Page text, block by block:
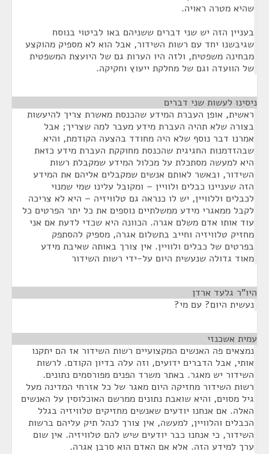
שהיא מטרה ראויה.
בעניין הזה יש שני דברים ששניהם באו לביטוי בנוסח
שגיבשנו יחד עם רשות השידור, אבל הוא לא מספיק מהוקצע
מבחינה משפטית, ולזה היו הערות גם של היועצת המשפטית
של הוועדה וגם של מחלקת ייעוץ וחקיקה.
ניסינו לעשות שני דברים
ראשית, אופן העברת המידע שהכנסת מאשרת צריך להיעשות
בצורה שלא תהיה העברת מידע מעבר למה שצריך; אבל
אמרנו דבר נוסף שלא היה מחודד בהצעה הקודמת, והיא
שבהזדמנות החגיגית שהכנסת מחוקקת העברת מידע כזאת
היא למעשה מסתכלת על מכלול המידע שמקבלת רשות
השידור, ובאשר לאותם אנשים שמקבלים אליהם את המידע
הזה שעניינו כבלים ולוויין – ומקובל עלינו שמי שמנוי
לכבלים וללוויין, יש לו כנראה גם טלוויזיה – היא לא צריכה
לקבל ממאגרי מידע ממשלתיים נוספים את כל יתר הפרטים כל
עוד אותו אדם משלם אגרה. הכוונה היא שכדי לדעת אם אני
מחזיק טלוויזיה וחייב בתשלום אגרה, מספיק להסתפק
בפרטים של כבלים ולוויין. אין צורך באותה שאיבת מידע
מאוד גדולה שנעשית היום על-ידי רשות השידור
היו"ר גלעד ארדן
נעשית היום? עם מי?
עמית אשכנזי
נמצאים פה האנשים המקצועיים רשות השידור אז הם יתקנו
אותי, אבל הדברים ידועים, וזה עלה בדיון הקודם. לרשות
השידור יש מאגר. באתר משרד הפנים מפורסמים נתונים.
רשות השידור מחזיקה היום מאגר של כל אזרחי המדינה מעל
גיל מסוים, והיא שואבת נתונים ממרשם האוכלוסין על האנשים
האלה. אם אנחנו יודעים שאנשים מחזיקים טלוויזיה בגלל
הכבלים והלוויין, למעשה, אין צורך לנהל תיק עליהם ברשות
השידור, כי אנחנו כבר יודעים שיש להם טלוויזיה. אין שום
ערך למידע הזה. אלא אם האדם הוא סרבן אגרה.